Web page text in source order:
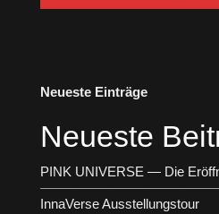
Neueste Einträge
Neueste
PINK UNIVERSE — Die
InnaVerse Ausstellungstour